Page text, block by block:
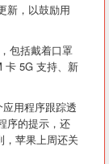
新，以鼓励用
包括戴着口罩
卡 5G 支持、新
用程序跟踪透
序的提示，还
苹果上周还关